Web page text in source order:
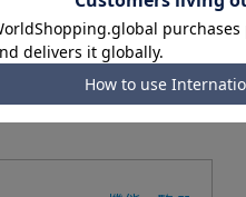
際の目安となります。